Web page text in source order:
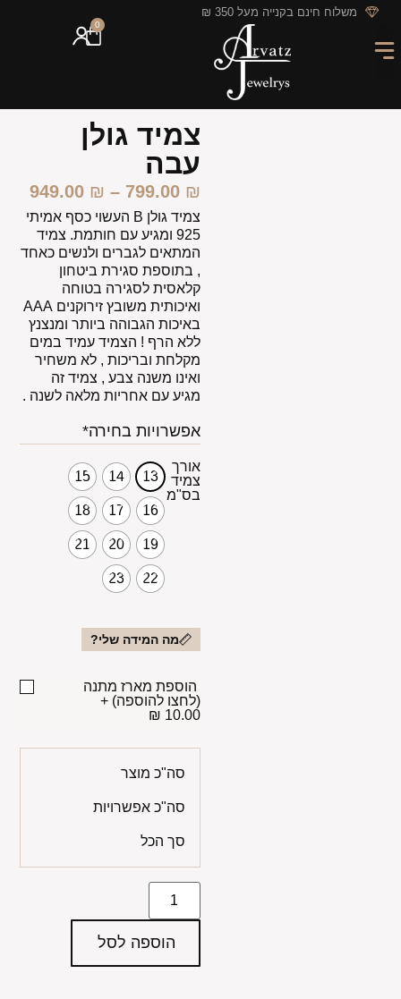
לתוכן משלוח חינם בקנייה מעל 350 ₪
0
צמיד גולן
עבה
799.00 ₪
–
949.00 ₪
צמיד גולן B העשוי כסף אמיתי
925 ומגיע עם חותמת. צמיד
המתאים לגברים ולנשים כאחד
, בתוספת סגירת ביטחון
קלאסית לסגירה בטוחה
ואיכותית משובץ זירוקנים AAA
באיכות הגבוהה ביותר ומנצנץ
ללא הרף ! הצמיד עמיד במים
מקלחת ובריכות , לא משחיר
ואינו משנה צבע , צמיד זה
מגיע עם אחריות מלאה לשנה .
אפשרויות בחירה*
אורך
צמיד
בס"מ
13
14
15
16
17
18
19
20
21
22
23
מה המידה שלי?
הוספת מארז מתנה
(לחצו להוספה) +
10.00 ₪
סה"כ מוצר
סה"כ אפשרויות
סך הכל
הוספה לסל